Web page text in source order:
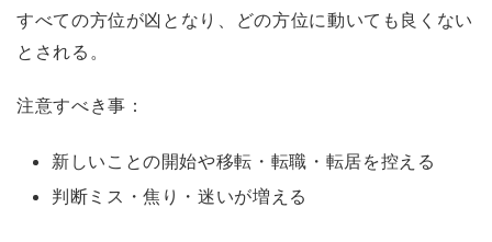
すべての方位が凶となり、どの方位に動いても良くない
とされる。
注意すべき事：
新しいことの開始や移転・転職・転居を控える
判断ミス・焦り・迷いが増える